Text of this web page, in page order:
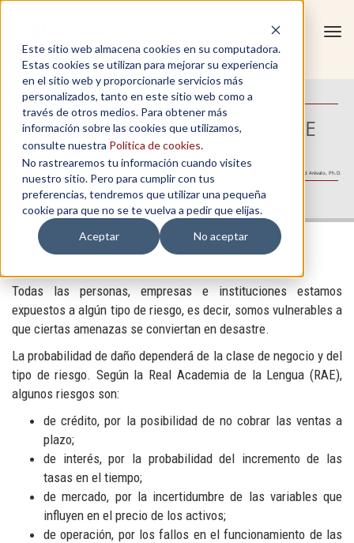
Este sitio web almacena cookies en su computadora.
Estas cookies se utilizan para mejorar su experiencia
en el sitio web y proporcionarle servicios más
personalizados, tanto en este sitio web como a
través de otros medios. Para obtener más
información sobre las cookies que utilizamos,
consulte nuestra Política de cookies.
No rastrearemos tu información cuando visites
nuestro sitio. Pero para cumplir con tus
preferencias, tendremos que utilizar una pequeña
cookie para que no se te vuelva a pedir que elijas.
Aceptar
No aceptar
NOTAS SOBRE LA GESTIÓN DE
RIESGOS
Autora: Candy Abad Arévalo, Ph.D.
Calidad académica para el talento
Todas las personas, empresas e instituciones estamos
expuestos a algún tipo de riesgo, es decir, somos vulnerables a
que ciertas amenazas se conviertan en desastre.
La probabilidad de daño dependerá de la clase de negocio y del
tipo de riesgo. Según la Real Academia de la Lengua (RAE),
algunos riesgos son:
de crédito, por la posibilidad de no cobrar las ventas a
plazo;
de interés, por la probabilidad del incremento de las
tasas en el tiempo;
de mercado, por la incertidumbre de las variables que
influyen en el precio de los activos;
de operación, por los fallos en el funcionamiento de las